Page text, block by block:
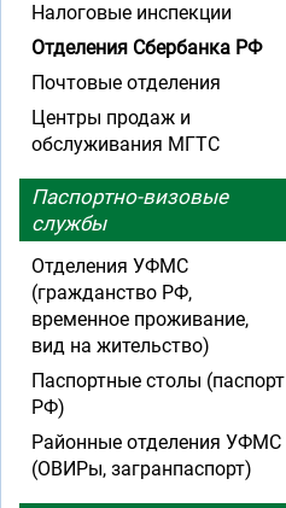
Налоговые инспекции
Отделения Сбербанка РФ
Почтовые отделения
Центры продаж и
обслуживания МГТС
Паспортно-визовые
службы
Отделения УФМС
(гражданство РФ,
временное проживание,
вид на жительство)
Паспортные столы (паспорт
РФ)
Районные отделения УФМС
(ОВИРы, загранпаспорт)